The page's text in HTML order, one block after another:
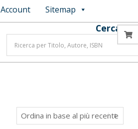
Account Sitemap
Cerca